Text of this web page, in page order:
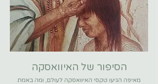
הסיפור של האיוואסקה
מאיפה הגיעו טקסי האיוואסקה לעולם, ומה באמת